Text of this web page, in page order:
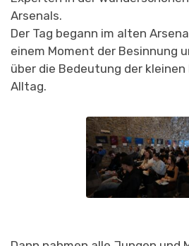
Arsenals.
Der Tag begann im alten
einem Moment der Besinnung
über die Bedeutung der
Alltag.